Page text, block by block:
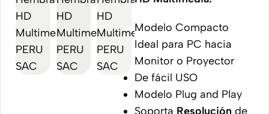
Modelo Compacto
Ideal para PC hacia
Monitor o Proyector
De fácil USO
Modelo Plug and Play
Soporta Resolución de